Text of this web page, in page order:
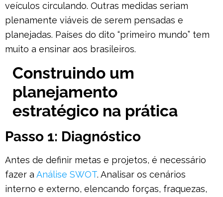
veículos circulando. Outras medidas seriam
plenamente viáveis de serem pensadas e
planejadas. Países do dito “primeiro mundo” tem
muito a ensinar aos brasileiros.
Construindo um
planejamento
estratégico na prática
Passo 1: Diagnóstico
Antes de definir metas e projetos, é necessário
fazer a Análise SWOT. Analisar os cenários
interno e externo, elencando forças, fraquezas,